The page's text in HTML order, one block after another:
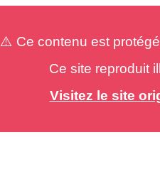
⚠️ Ce contenu est
Ce site reproduit
Visitez le site